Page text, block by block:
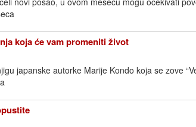
koja će vam promeniti život
japanske autorke Marije Kondo koja se zove